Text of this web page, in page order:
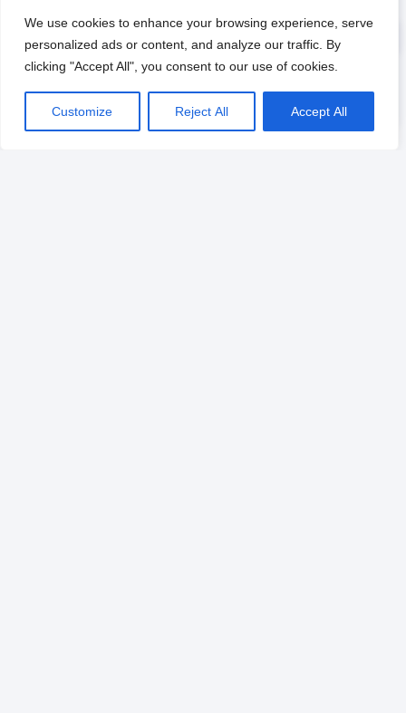
We use cookies to enhance your browsing experience, serve
personalized ads or content, and analyze our traffic. By
clicking "Accept All", you consent to our use of cookies.
Customize Reject All Accept All
Châu Á Châu Âu Châu phi
Châu Mỹ châu đại dương -